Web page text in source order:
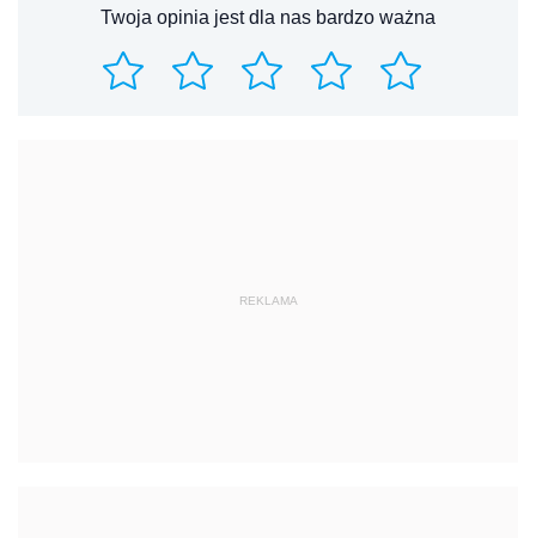
Twoja opinia jest dla nas bardzo ważna
REKLAMA